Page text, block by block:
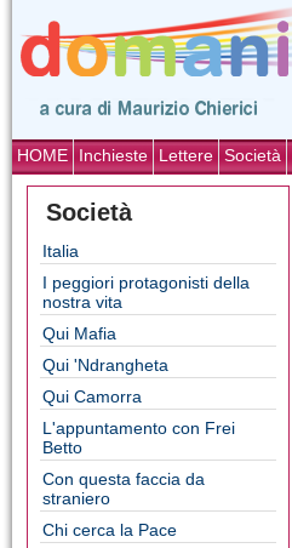
HOME Inchieste Lettere Società
Società
Italia
I peggiori protagonisti della
nostra vita
Qui Mafia
Qui 'Ndrangheta
Qui Camorra
L'appuntamento con Frei
Betto
Con questa faccia da
straniero
Chi cerca la Pace